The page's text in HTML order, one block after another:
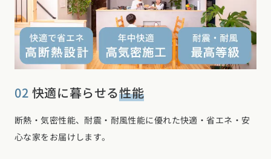
02 快適に暮らせる性能
断熱・気密性能、耐震・耐風性能に優れた快適・省エネ・安
心な家をお届けします。